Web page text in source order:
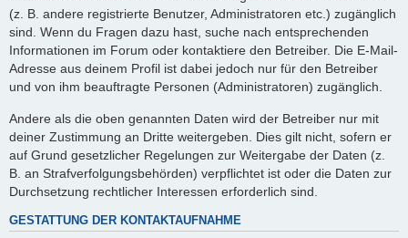
(z. B. andere registrierte Benutzer, Administratoren etc.) zugänglich
sind. Wenn du Fragen dazu hast, suche nach entsprechenden
Informationen im Forum oder kontaktiere den Betreiber. Die E-Mail-
Adresse aus deinem Profil ist dabei jedoch nur für den Betreiber
und von ihm beauftragte Personen (Administratoren) zugänglich.
Andere als die oben genannten Daten wird der Betreiber nur mit
deiner Zustimmung an Dritte weitergeben. Dies gilt nicht, sofern er
auf Grund gesetzlicher Regelungen zur Weitergabe der Daten (z.
B. an Strafverfolgungsbehörden) verpflichtet ist oder die Daten zur
Durchsetzung rechtlicher Interessen erforderlich sind.
GESTATTUNG DER KONTAKTAUFNAHME